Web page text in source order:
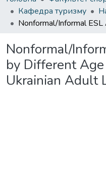
Кафедра туризму
Nonformal/
by Different
Ukrainian Adult